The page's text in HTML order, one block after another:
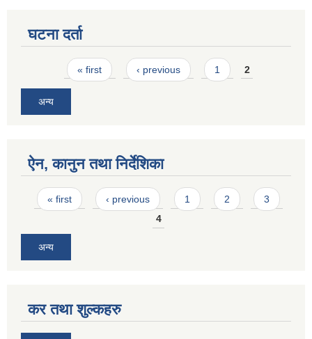
घटना दर्ता
Pages« first ‹ previous 1 2
अन्य
ऐन, कानुन तथा निर्देशिका
Pages
« first ‹ previous 1 2
3
4
अन्य
कर तथा शुल्कहरु